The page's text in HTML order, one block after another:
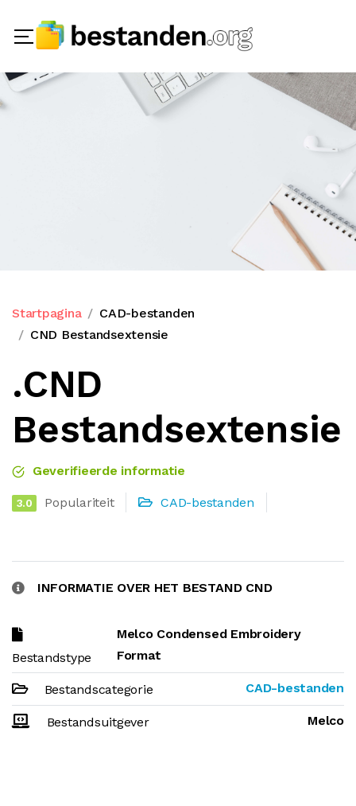
Startpagina
CAD-bestanden
CND Bestandsextensie
.CND
Bestandsextensie
Geverifieerde informatie
3.0 Populariteit CAD-bestanden
INFORMATIE OVER HET BESTAND CND
Bestandstype
Melco Condensed Embroidery
Format
Bestandscategorie CAD-bestanden
Bestandsuitgever Melco